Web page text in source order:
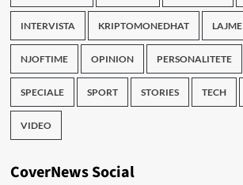
INTERVISTA KRIPTOMONEDHAT LAJME
NJOFTIME OPINION PERSONALITETE
SPECIALE SPORT STORIES TECH
VIDEO
CoverNews Social